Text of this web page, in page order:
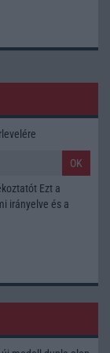
OK
Ezt a
irányelve és a